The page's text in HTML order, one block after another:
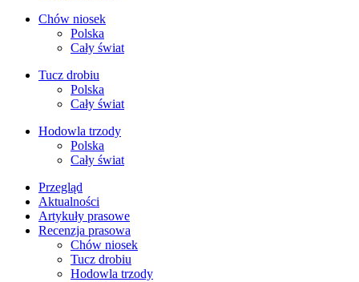
Chów niosek
Polska
Cały świat
Tucz drobiu
Polska
Cały świat
Hodowla trzody
Polska
Cały świat
Przegląd
Aktualności
Artykuły prasowe
Recenzja prasowa
Chów niosek
Tucz drobiu
Hodowla trzody